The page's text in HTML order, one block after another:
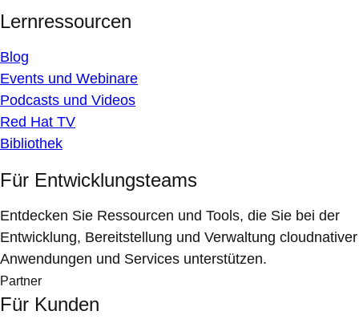
Lernressourcen
Blog
Events und Webinare
Podcasts und Videos
Red Hat TV
Bibliothek
Für Entwicklungsteams
Entdecken Sie Ressourcen und Tools, die Sie bei der
Entwicklung, Bereitstellung und Verwaltung cloudnativer
Anwendungen und Services unterstützen.
Partner
Für Kunden